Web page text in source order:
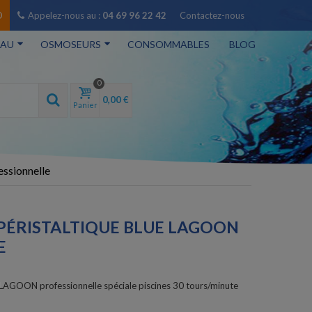
Contactez-nous
Appelez-nous au : 04 69 96 22 42
OSMOSEURS CONSOMMABLES BLOG
Panier
0
0,00 €
BLUE LAGOON
professionnelle spéciale piscines 30 tours/minute